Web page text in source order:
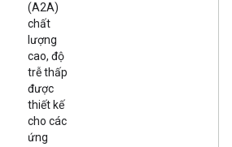
(A2A)
chất
lượng
cao, độ
trễ thấp
được
thiết kế
cho các
ứng